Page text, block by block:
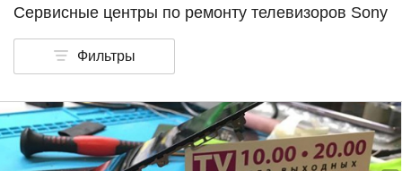
Сервисные центры по ремонту телевизоров Sony
Фильтры